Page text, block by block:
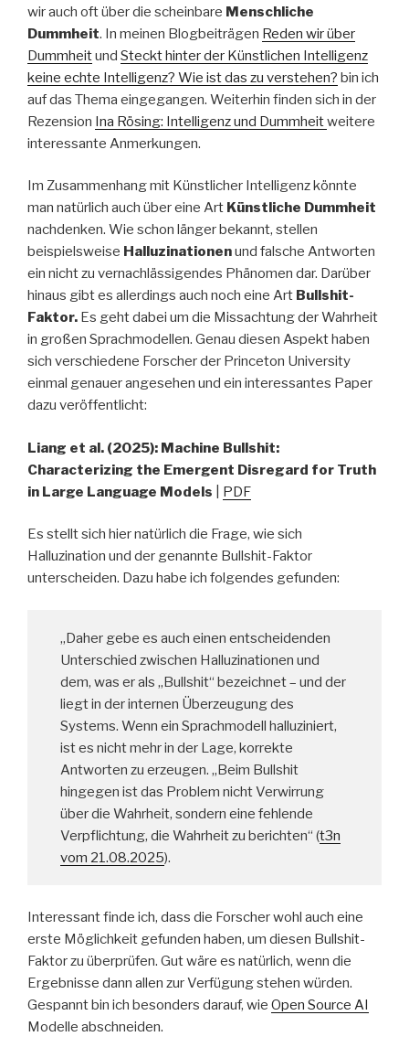
wir auch oft über die scheinbare Menschliche
Dummheit. In meinen Blogbeiträgen Reden wir über
Dummheitund Steckt hinter der Künstlichen Intelligenz
keine echte Intelligenz? Wie ist das zu verstehen? bin ich
auf das Thema eingegangen. Weiterhin finden sich in der
Rezension Ina Rösing: Intelligenz und Dummheitweitere
interessante Anmerkungen.
Im Zusammenhang mit Künstlicher Intelligenz könnte
man natürlich auch über eine Art Künstliche Dummheit
nachdenken. Wie schon länger bekannt, stellen
beispielsweise Halluzinationenund falsche Antworten
ein nicht zu vernachlässigendes Phänomen dar. Darüber
hinaus gibt es allerdings auch noch eine Art Bullshit-
Faktor. Es geht dabei um die Missachtung der Wahrheit
in großen Sprachmodellen. Genau diesen Aspekt haben
sich verschiedene Forscher der Princeton University
einmal genauer angesehen und ein interessantes Paper
dazu veröffentlicht:
Liang et al. (2025): Machine Bullshit:
Characterizing the Emergent Disregard for Truth
in Large Language Models
PDF
Es stellt sich hier natürlich die Frage, wie sich
Halluzination und der genannte Bullshit-Faktor
unterscheiden. Dazu habe ich folgendes gefunden:
„Daher gebe es auch einen entscheidenden
Unterschied zwischen Halluzinationen und
dem, was er als „Bullshit“ bezeichnet – und der
liegt in der internen Überzeugung des
Systems. Wenn ein Sprachmodell halluziniert,
ist es nicht mehr in der Lage, korrekte
Antworten zu erzeugen. „Beim Bullshit
hingegen ist das Problem nicht Verwirrung
über die Wahrheit, sondern eine fehlende
Verpflichtung, die Wahrheit zu berichten“ (t3n
vom 21.08.2025).
Interessant finde ich, dass die Forscher wohl auch eine
erste Möglichkeit gefunden haben, um diesen Bullshit-
Faktor zu überprüfen. Gut wäre es natürlich, wenn die
Ergebnisse dann allen zur Verfügung stehen würden.
Gespannt bin ich besonders darauf, wie Open Source AI
Modelle abschneiden.